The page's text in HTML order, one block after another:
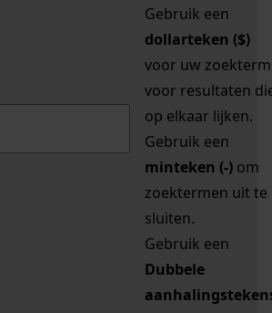
Gebruik een
dollarteken ($)
voor uw zoekterm
voor resultaten
op elkaar lijken.
Gebruik een
minteken (-) om
zoektermen uit te
sluiten.
Gebruik een
Dubbele